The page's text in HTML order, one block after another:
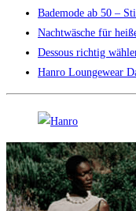
Bademode ab 50 –
Nachtwäsche für
Dessous richtig
Hanro Loungewear